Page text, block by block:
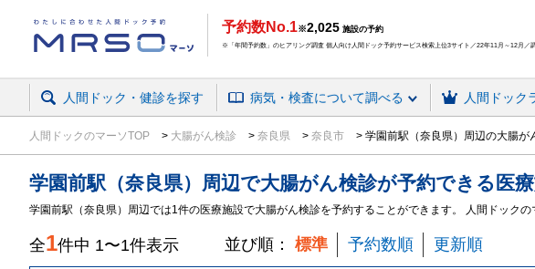
予約数No.1※2,025 施設の予約
※「年間予約数」のヒアリング調査 個人向け人間ドック予約サービス検索上位3サイト／22年11月～12月／
人間ドック・健診を探す 病気・検査について調べる 人間ドック
人間ドックのマーソTOP 大腸がん検診 奈良県 奈良市 学園前駅（奈良県）周辺の大腸が
学園前駅（奈良県）周辺で大腸がん検診が予約できる 医
学園前駅（奈良県）周辺では1件の医療施設で大腸がん検診を予約することができます。 人間ドック
全1件中 1〜1件表示 並び順： 標準 予約数順 更新順